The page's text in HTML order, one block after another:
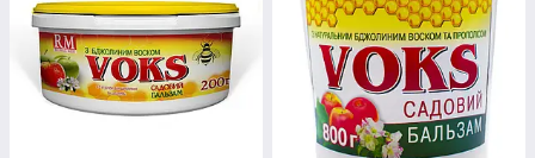
підходить для різних культур — плодових дерев,
декоративних кущів, винограду;
економічність — невелика кількість засобу забезпечує
надійний результат.